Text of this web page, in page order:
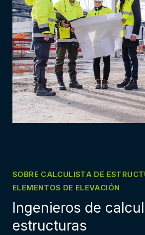
SOBRE CALCULISTA DE
ELEMENTOS DE ELEVACIÓN
Ingenieros de
estructuras